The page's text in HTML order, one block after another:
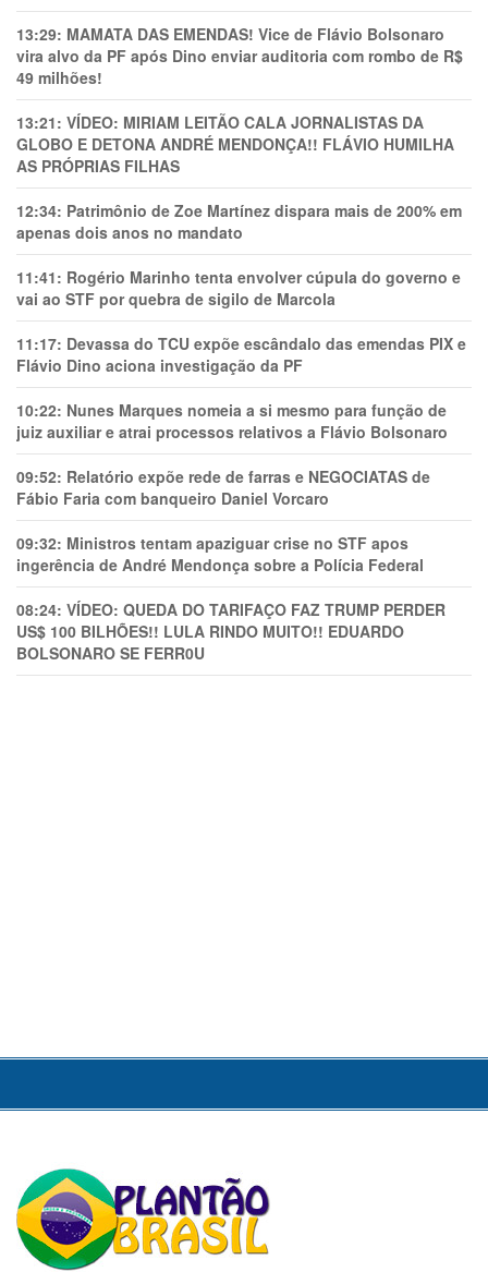
13:29: MAMATA DAS EMENDAS! Vice de Flávio Bolsonaro
vira alvo da PF após Dino enviar auditoria com rombo de R$
49 milhões!
13:21: VÍDEO: MIRIAM LEITÃO CALA JORNALISTAS DA
GLOBO E DETONA ANDRÉ MENDONÇA!! FLÁVIO HUMILHA
AS PRÓPRIAS FILHAS
12:34: Patrimônio de Zoe Martínez dispara mais de 200% em
apenas dois anos no mandato
11:41: Rogério Marinho tenta envolver cúpula do governo e
vai ao STF por quebra de sigilo de Marcola
11:17: Devassa do TCU expõe escândalo das emendas PIX e
Flávio Dino aciona investigação da PF
10:22: Nunes Marques nomeia a si mesmo para função de
juiz auxiliar e atrai processos relativos a Flávio Bolsonaro
09:52: Relatório expõe rede de farras e NEGOCIATAS de
Fábio Faria com banqueiro Daniel Vorcaro
09:32: Ministros tentam apaziguar crise no STF apos
ingerência de André Mendonça sobre a Polícia Federal
08:24: VÍDEO: QUEDA DO TARIFAÇO FAZ TRUMP PERDER
US$ 100 BILHÕES!! LULA RINDO MUITO!! EDUARDO
BOLSONARO SE FERR0U